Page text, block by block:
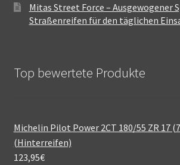
Mitas Street Force – Ausgewogener
Straßenreifen für den täglichen
Top bewertete Produkte
Michelin Pilot Power 2CT 180/55 ZR 17
(Hinterreifen)
123,95€